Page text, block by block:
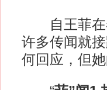
自王菲在
许多传闻就
何回应，但